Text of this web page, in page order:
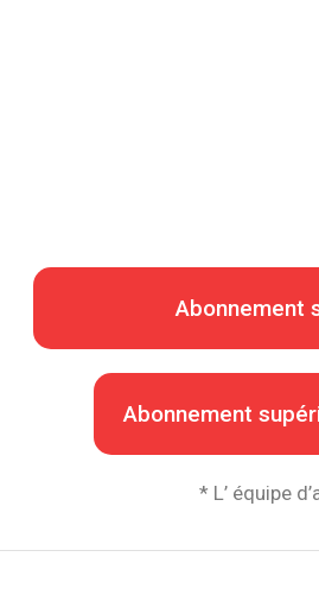
Abonnement
Abonnement
* L’ équipe